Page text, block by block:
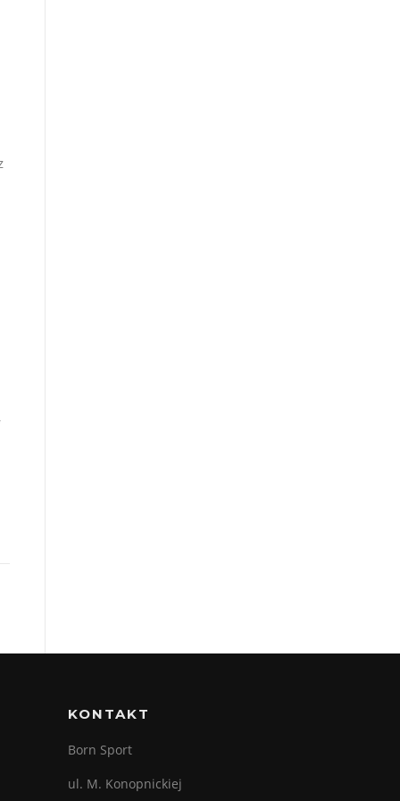
KONTAKT
Born Sport
ul. M. Konopnickiej